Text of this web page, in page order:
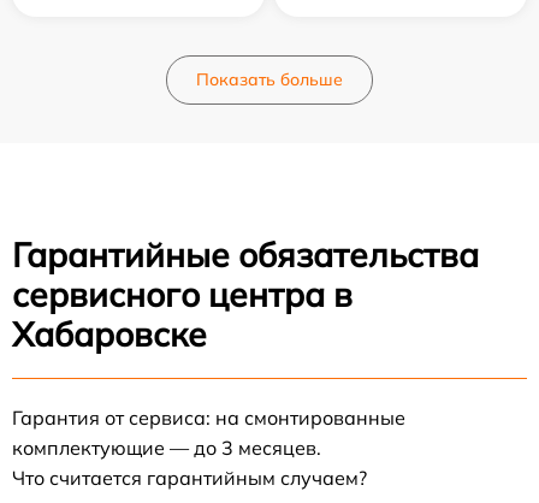
Показать больше
Гарантийные обязательства
сервисного центра в
Хабаровске
Гарантия от сервиса: на смонтированные
комплектующие — до 3 месяцев.
Что считается гарантийным случаем?